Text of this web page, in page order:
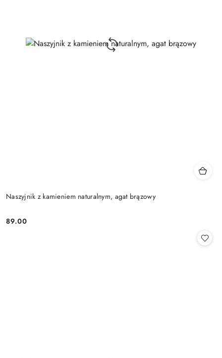
Naszyjnik z kamieniem naturalnym, agat brązowy
Cena:
89.00